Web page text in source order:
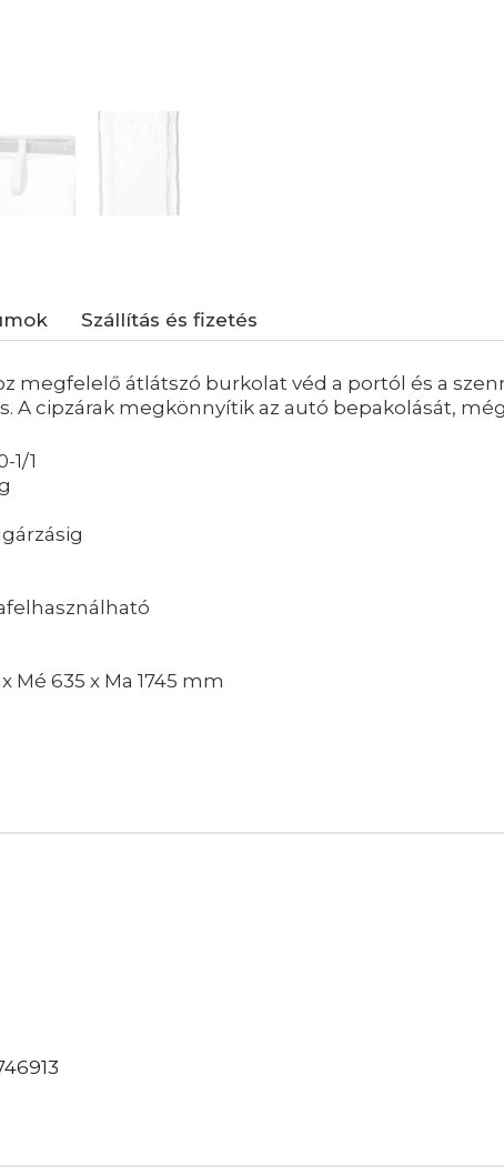
Szállítás és fizetés
megfelelő átlátszó burkolat véd a portól és a
A cipzárak megkönnyítik az autó bepakolását,
1/1
Mé 635 x Ma 1745 mm